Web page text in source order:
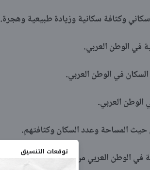
توقعات التنسيق
وكثافة سكانية وزيادة طبيعية وهجرة.
في الوطن العربي.
في الوطن العربي.
الوطن العربي.
حيث المساحة وعدد السكان وكثافتهم.
في الوطن العربي من حيث الأسباب والنتائج.